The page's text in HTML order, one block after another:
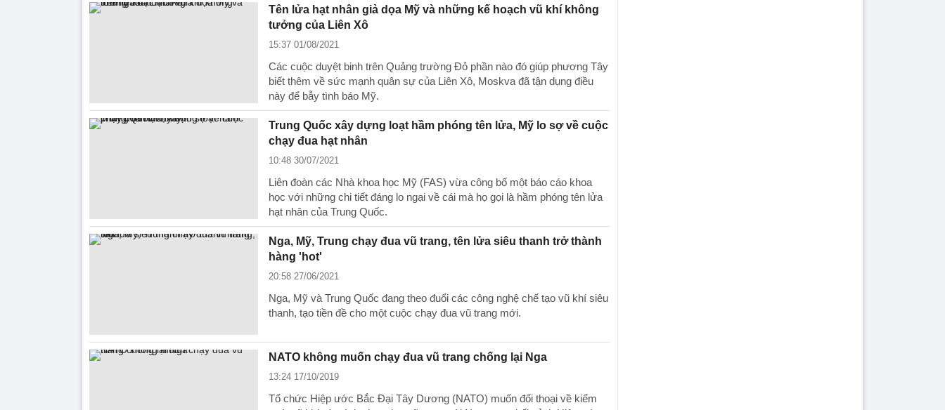
Tên lửa hạt nhân giả dọa Mỹ và những kế hoạch vũ khí không
tưởng của Liên Xô
15:37 01/08/2021
Các cuộc duyệt binh trên Quảng trường Đỏ phần nào đó giúp phương Tây
biết thêm về sức mạnh quân sự của Liên Xô, Moskva đã tận dụng điều
này để bẫy tình báo Mỹ.
Trung Quốc xây dựng loạt hầm phóng tên lửa, Mỹ lo sợ về cuộc
chạy đua hạt nhân
10:48 30/07/2021
Liên đoàn các Nhà khoa học Mỹ (FAS) vừa công bố một báo cáo khoa
học với những chi tiết đáng lo ngại về cái mà họ gọi là hầm phóng tên lửa
hạt nhân của Trung Quốc.
Nga, Mỹ, Trung chạy đua vũ trang, tên lửa siêu thanh trở thành
hàng 'hot'
20:58 27/06/2021
Nga, Mỹ và Trung Quốc đang theo đuổi các công nghệ chế tạo vũ khí siêu
thanh, tạo tiền đề cho một cuộc chạy đua vũ trang mới.
NATO không muốn chạy đua vũ trang chống lại Nga
13:24 17/10/2019
Tổ chức Hiệp ước Bắc Đại Tây Dương (NATO) muốn đối thoại về kiểm